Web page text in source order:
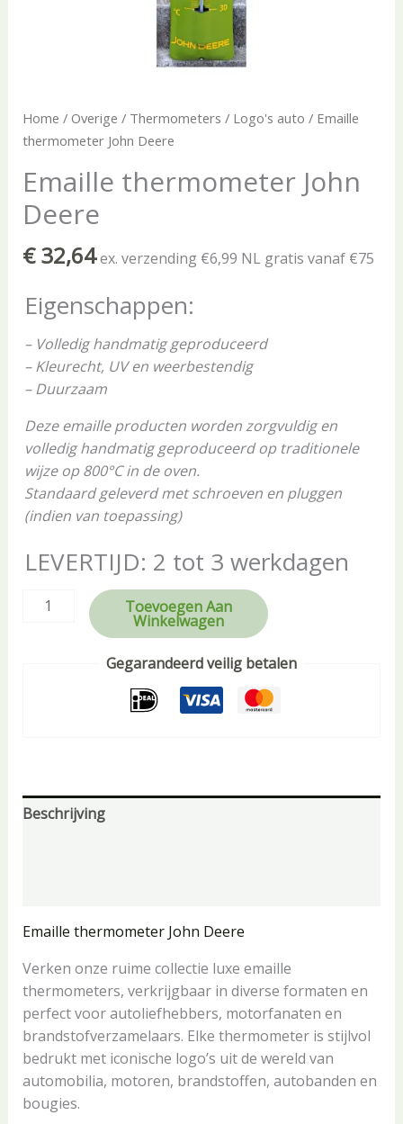
Home / Overige / Thermometers / Logo's auto / Emaille
thermometer John Deere
Emaille thermometer John
Deere
€32,64ex. verzending €6,99 NL gratis vanaf €75
Eigenschappen:
– Volledig handmatig geproduceerd
– Kleurecht, UV en weerbestendig
– Duurzaam
Deze emaille producten worden zorgvuldig en
volledig handmatig geproduceerd op traditionele
wijze op 800°C in de oven.
Standaard geleverd met schroeven en pluggen
(indien van toepassing)
LEVERTIJD: 2 tot 3 werkdagen
Toevoegen Aan
Winkelwagen
Gegarandeerd veilig betalen
Beschrijving
Emaille thermometer John Deere
Verken onze ruime collectie luxe emaille
thermometers, verkrijgbaar in diverse formaten en
perfect voor autoliefhebbers, motorfanaten en
brandstofverzamelaars. Elke thermometer is stijlvol
bedrukt met iconische logo’s uit de wereld van
automobilia, motoren, brandstoffen, autobanden en
bougies.